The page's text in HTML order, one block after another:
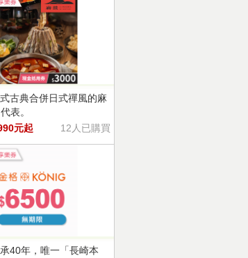
古典合併日式禪風的麻
表。
元起 12人已購買
40年，唯一「長崎本